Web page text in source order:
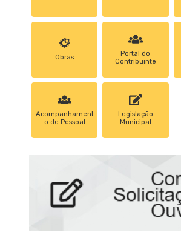
Obras
Portal do
Contribuinte
Acompanhament
o de Pessoal
Legislação
Municipal